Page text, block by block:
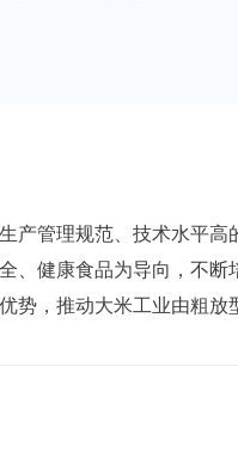
产管理规范、技术水平
、健康食品为导向，不
，推动大米工业由粗放